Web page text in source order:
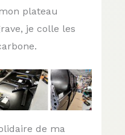
plateau
je colle les
de ma